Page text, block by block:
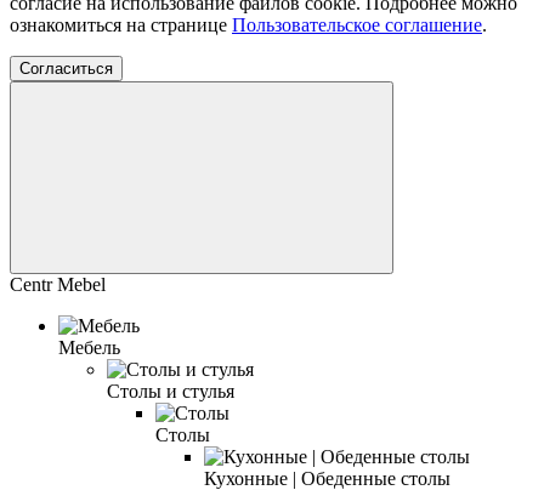
ознакомиться на странице Пользовательское соглашение.
Согласиться
Centr Mebel
Мебель
Столы и стулья
Столы
Кухонные | Обеденные столы